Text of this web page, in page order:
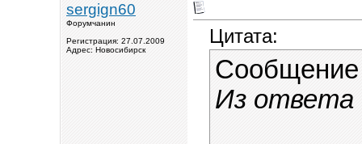
sergign60
Форумчанин
Регистрация: 27.07.2009
Адрес: Новосибирск
Цитата:
Из ответа